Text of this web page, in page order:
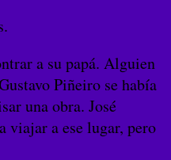
a su papá. Alguien
Piñeiro se había
una obra. José
viajar a ese lugar, pero